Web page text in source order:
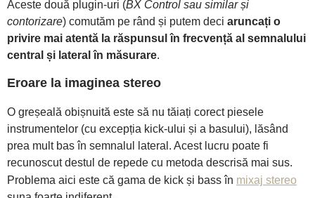
Aceste două plugin-uri (BX Control sau similar și
contorizare) comutăm pe rând și putem deci aruncați o
privire mai atentă la răspunsul în frecvență al semnalului
central și lateral în măsurare.
Eroare la imaginea stereo
O greșeală obișnuită este să nu tăiați corect piesele
instrumentelor (cu excepția kick-ului și a basului), lăsând
prea mult bas în semnalul lateral. Acest lucru poate fi
recunoscut destul de repede cu metoda descrisă mai sus.
Problema aici este că gama de kick și bass în mixaj stereo